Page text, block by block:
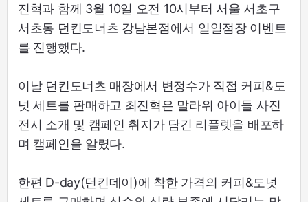
진혁과 함께 3월 10일 오전 10시부터 서울 서초구
서초동 던킨도너츠 강남본점에서 일일점장 이벤트
를 진행했다.
이날 던킨도너츠 매장에서 변정수가 직접 커피&도
넛 세트를 판매하고 최진혁은 말라위 아이들 사진
전시 소개 및 캠페인 취지가 담긴 리플렛을 배포하
며 캠페인을 알렸다.
한편 D-day(던킨데이)에 착한 가격의 커피&도넛